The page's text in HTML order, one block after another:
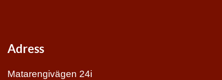
Adress
Matarengivägen 24i